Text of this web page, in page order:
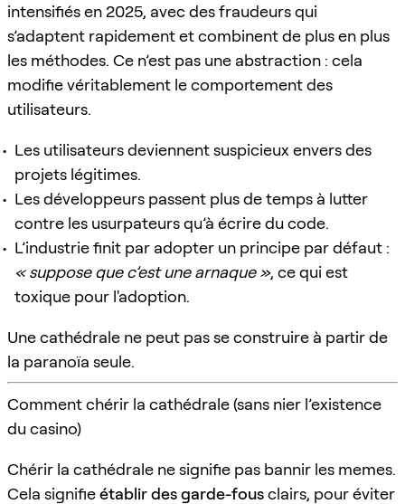
intensifiés en 2025, avec des fraudeurs qui
s’adaptent rapidement et combinent de plus en plus
les méthodes. Ce n’est pas une abstraction : cela
modifie véritablement le comportement des
utilisateurs.
Les utilisateurs deviennent suspicieux envers des
projets légitimes.
Les développeurs passent plus de temps à lutter
contre les usurpateurs qu’à écrire du code.
L’industrie finit par adopter un principe par défaut :
« suppose que c’est une arnaque », ce qui est
toxique pour l'adoption.
Une cathédrale ne peut pas se construire à partir de
la paranoïa seule.
Comment chérir la cathédrale (sans nier l’existence
du casino)
Chérir la cathédrale ne signifie pas bannir les memes.
Cela signifieétablir des garde-fousclairs, pour éviter